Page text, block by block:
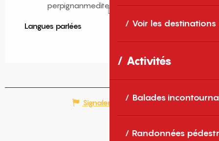
Voir les destinations
Activités
Balades
Randonnées
perpignanmediterraneetourisme.fr
Langues parlées
Langues parlées
Signaler une erreur